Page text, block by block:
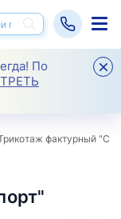
По
фактурный